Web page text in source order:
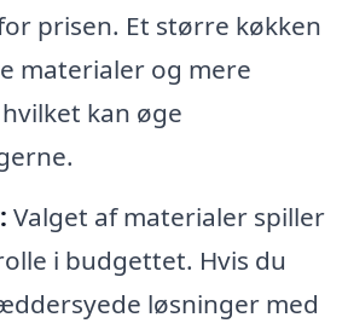
prisen. Et større køkken
materialer og mere
kan øge
Valget af materialer spiller
i budgettet. Hvis du
løsninger med